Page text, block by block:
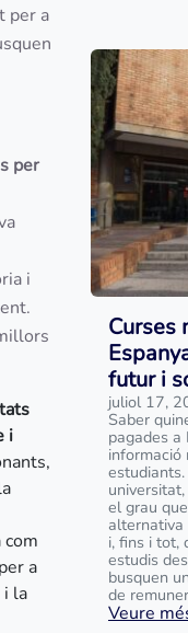
per a
per
i
i
com
a
i la
Curses
futur i
juliol 17,
Saber
pagades a
el grau
i, fins i tot,
estudis
busquen
de
Veure